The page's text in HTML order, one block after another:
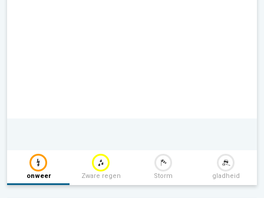
onweer Zware regen Storm gladheid